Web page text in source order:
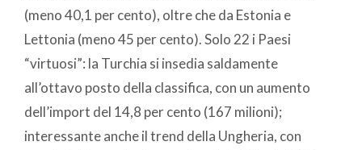
(meno 40,1 per cento), oltre che da Estonia e
Lettonia (meno 45 per cento). Solo 22 i Paesi
“virtuosi”: la Turchia si insedia saldamente
all’ottavo posto della classifica, con un aumento
dell’import del 14,8 per cento (167 milioni);
interessante anche il trend della Ungheria, con